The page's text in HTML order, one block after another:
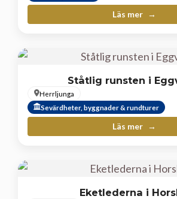
Läs mer
Ståtlig runsten i
Herrljunga
Sevärdheter, byggnader & rundturer
Läs mer
Eketlederna i